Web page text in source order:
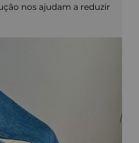
nos ajudam a reduzir